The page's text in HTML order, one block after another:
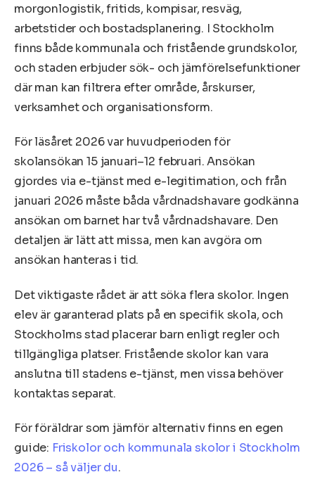
morgonlogistik, fritids, kompisar, resväg,
arbetstider och bostadsplanering. I Stockholm
finns både kommunala och fristående grundskolor,
och staden erbjuder sök- och jämförelsefunktioner
där man kan filtrera efter område, årskurser,
verksamhet och organisationsform.
För läsåret 2026 var huvudperioden för
skolansökan 15 januari–12 februari. Ansökan
gjordes via e-tjänst med e-legitimation, och från
januari 2026 måste båda vårdnadshavare godkänna
ansökan om barnet har två vårdnadshavare. Den
detaljen är lätt att missa, men kan avgöra om
ansökan hanteras i tid.
Det viktigaste rådet är att söka flera skolor. Ingen
elev är garanterad plats på en specifik skola, och
Stockholms stad placerar barn enligt regler och
tillgängliga platser. Fristående skolor kan vara
anslutna till stadens e-tjänst, men vissa behöver
kontaktas separat.
För föräldrar som jämför alternativ finns en egen
guide: Friskolor och kommunala skolor i Stockholm
2026 – så väljer du.